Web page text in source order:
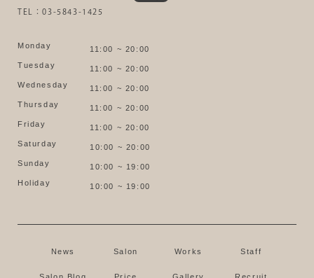
TEL：03-5843-1425
Monday
11:00 ~ 20:00
Tuesday
11:00 ~ 20:00
Wednesday
11:00 ~ 20:00
Thursday
11:00 ~ 20:00
Friday
11:00 ~ 20:00
Saturday
10:00 ~ 20:00
Sunday
10:00 ~ 19:00
Holiday
10:00 ~ 19:00
News Salon Works Staff